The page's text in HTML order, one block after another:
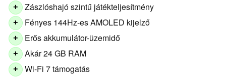
+ Zászlóshajó szintű játékteljesítmény
+ Fényes 144Hz-es AMOLED kijelző
+ Erős akkumulátor-üzemidő
+ Akár 24 GB RAM
+ Wi-Fi 7 támogatás